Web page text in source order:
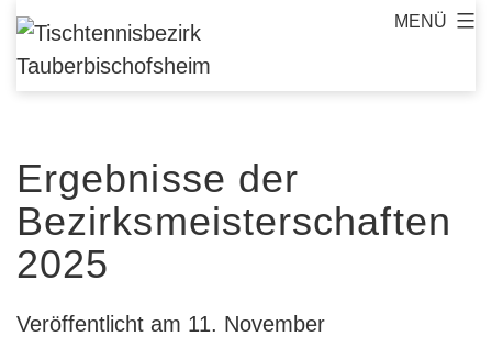
Zum
Inhalt
springen
Tischtennisbezirk
Tauberbischofsheim
MENÜ
Ergebnisse der
Bezirksmeisterschaften
2025
Veröffentlicht am 11. November